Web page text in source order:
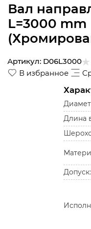
Вал
L=3000 mm
В избранное
Артикул: D06L3000
Длина
Допуск: